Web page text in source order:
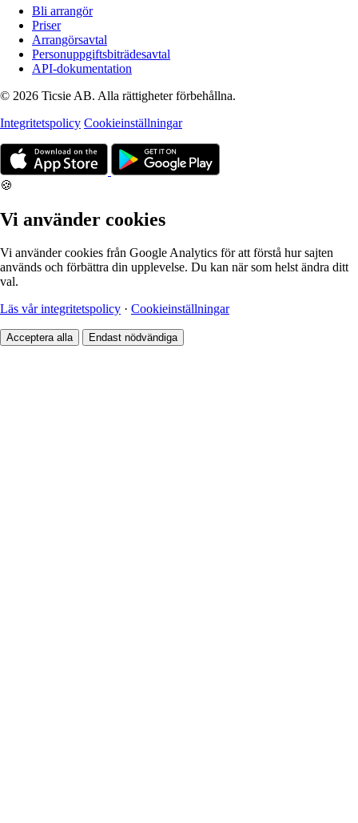
Bli arrangör
Priser
Arrangörsavtal
Personuppgiftsbiträdesavtal
API-dokumentation
© 2026 Ticsie AB. Alla rättigheter förbehållna.
Integritetspolicy Cookieinställningar
🍪
Vi använder cookies
Vi använder cookies från Google Analytics för att förstå hur sajten
används och förbättra din upplevelse. Du kan när som helst ändra ditt
val.
Läs vår integritetspolicy · Cookieinställningar
Acceptera alla Endast nödvändiga